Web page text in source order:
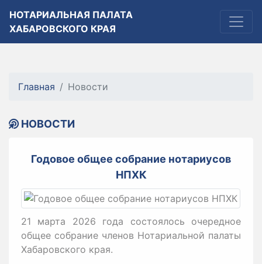
НОТАРИАЛЬНАЯ ПАЛАТА
ХАБАРОВСКОГО КРАЯ
Главная Новости
НОВОСТИ
Годовое общее собрание нотариусов
НПХК
21 марта 2026 года состоялось очередное
общее собрание членов Нотариальной палаты
Хабаровского края.